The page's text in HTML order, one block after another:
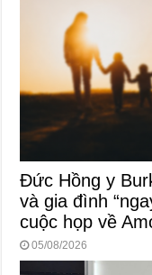
Đức Hồng y
và gia đình
cuộc họp về
05/08/2026